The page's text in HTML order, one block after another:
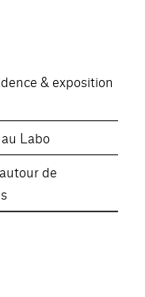
& exposition
Labo
de